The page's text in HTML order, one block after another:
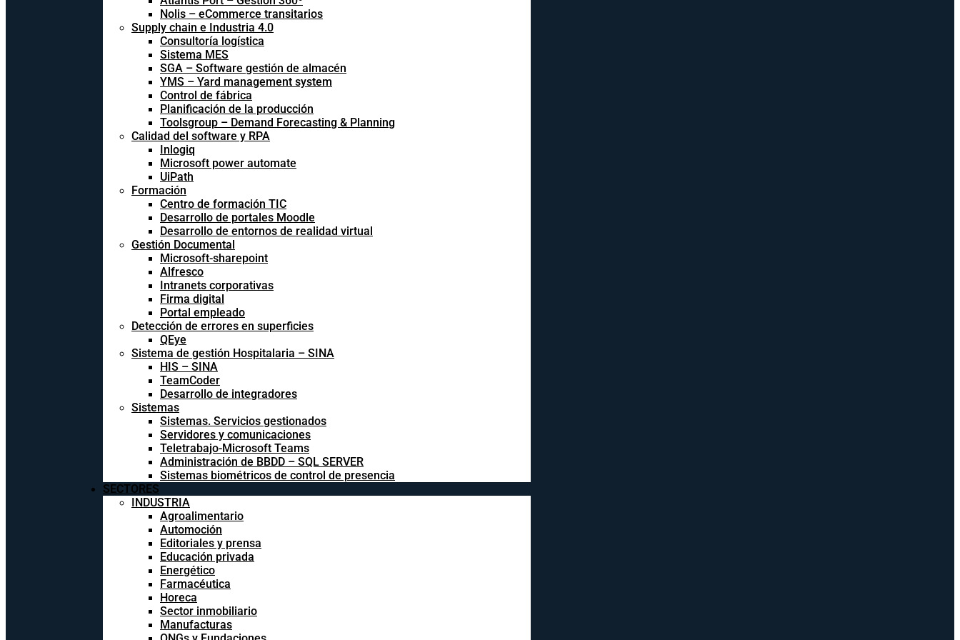
Nolis – eCommerce transitarios
Supply chain e Industria 4.0
Consultoría logística
Sistema MES
SGA – Software gestión de almacén
YMS – Yard management system
Control de fábrica
Planificación de la producción
Toolsgroup – Demand Forecasting & Planning
Calidad del software y RPA
Inlogiq
Microsoft power automate
UiPath
Formación
Centro de formación TIC
Desarrollo de portales Moodle
Desarrollo de entornos de realidad virtual
Gestión Documental
Microsoft-sharepoint
Alfresco
Intranets corporativas
Firma digital
Portal empleado
Detección de errores en superficies
QEye
Sistema de gestión Hospitalaria – SINA
HIS – SINA
TeamCoder
Desarrollo de integradores
Sistemas
Sistemas. Servicios gestionados
Servidores y comunicaciones
Teletrabajo-Microsoft Teams
Administración de BBDD – SQL SERVER
Sistemas biométricos de control de presencia
SECTORES
INDUSTRIA
Agroalimentario
Automoción
Editoriales y prensa
Educación privada
Energético
Farmacéutica
Horeca
Sector inmobiliario
Manufacturas